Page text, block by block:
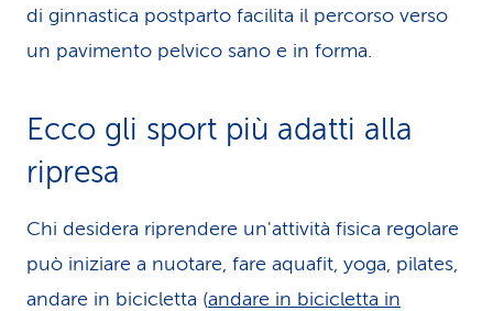
di ginnastica postparto facilita il percorso verso
un pavimento pelvico sano e in forma.
Ecco gli sport più adatti alla
ripresa
Chi desidera riprendere un'attività fisica regolare
può iniziare a nuotare, fare aquafit, yoga, pilates,
andare in bicicletta (andare in bicicletta in